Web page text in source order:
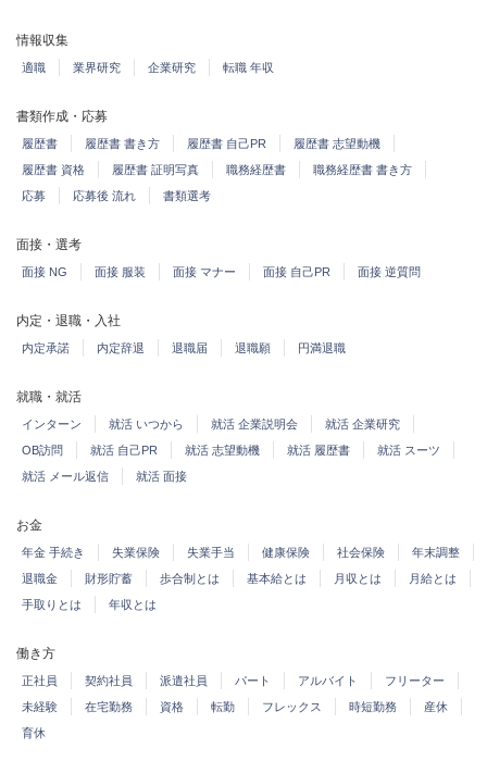
情報収集
適職 業界研究 企業研究 転職 年収
書類作成・応募
履歴書 履歴書 書き方 履歴書 自己PR
履歴書 志望動機
履歴書 資格
履歴書 証明写真 職務経歴書
職務経歴書 書き方
応募
応募後 流れ 書類選考
面接・選考
面接 NG 面接 服装 面接 マナー 面接 自己PR 面接 逆質問
内定・退職・入社
内定承諾 内定辞退 退職届 退職願 円満退職
就職・就活
インターン 就活 いつから 就活 企業説明会
就活 企業研究
OB訪問
就活 自己PR 就活 志望動機 就活 履歴書
就活 スーツ
就活 メール返信
就活 面接
お金
年金 手続き 失業保険 失業手当 健康保険 社会保険
年末調整
退職金
財形貯蓄 歩合制とは 基本給とは 月収とは
月給とは
手取りとは
年収とは
働き方
正社員 契約社員 派遣社員 パート アルバイト
フリーター
未経験
在宅勤務 資格 転勤 フレックス 時短勤務
産休
育休